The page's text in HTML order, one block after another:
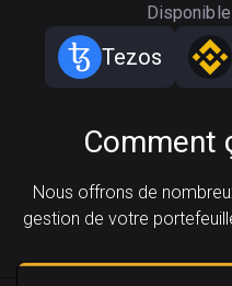
Tezos
Comment
Nous offrons de
gestion de votre